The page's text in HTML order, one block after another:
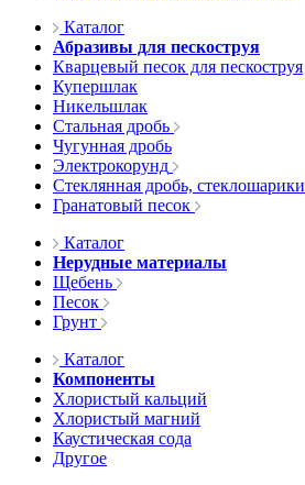
Каталог
Абразивы для пескоструя
Кварцевый песок для пескоструя
Купершлак
Никельшлак
Стальная дробь
Чугунная дробь
Электрокорунд
Стеклянная дробь, стеклошарики
Гранатовый песок
Каталог
Нерудные материалы
Щебень
Песок
Грунт
Каталог
Компоненты
Хлористый кальций
Хлористый магний
Каустическая сода
Другое